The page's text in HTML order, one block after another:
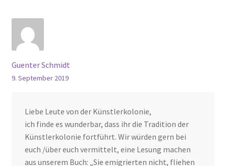
Guenter Schmidt
9. September 2019
Liebe Leute von der Künstlerkolonie,
ich finde es wunderbar, dass ihr die Tradition der
Künstlerkolonie fortführt. Wir würden gern bei
euch /über euch vermittelt, eine Lesung machen
aus unserem Buch: „Sie emigrierten nicht, fliehen